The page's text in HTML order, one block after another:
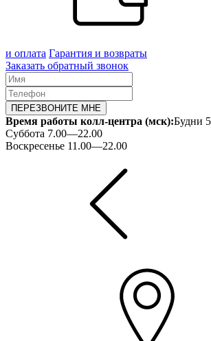
и оплата Гарантия и возвраты
Заказать обратный звонок
ПЕРЕЗВОНИТЕ МНЕ
Время работы колл-центра (мск):Будни
Суббота 7.00—22.00
Воскресенье 11.00—22.00